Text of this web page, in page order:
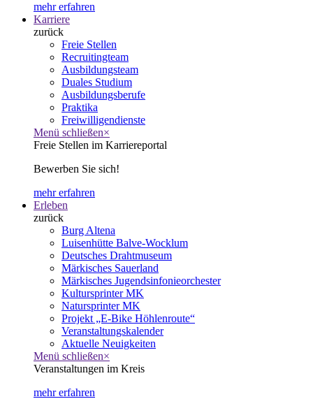
mehr erfahren
Karriere
zurück
Freie Stellen
Recruitingteam
Ausbildungsteam
Duales Studium
Ausbildungsberufe
Praktika
Freiwilligendienste
Menü schließen×
Freie Stellen im Karriereportal
Bewerben Sie sich!
mehr erfahren
Erleben
zurück
Burg Altena
Luisenhütte Balve-Wocklum
Deutsches Drahtmuseum
Märkisches Sauerland
Märkisches Jugendsinfonieorchester
Kultursprinter MK
Natursprinter MK
Projekt „E-Bike Höhlenroute“
Veranstaltungskalender
Aktuelle Neuigkeiten
Menü schließen×
Veranstaltungen im Kreis
mehr erfahren